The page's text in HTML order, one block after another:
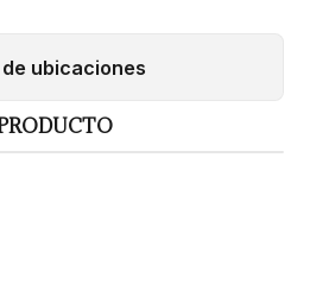
ubicaciones